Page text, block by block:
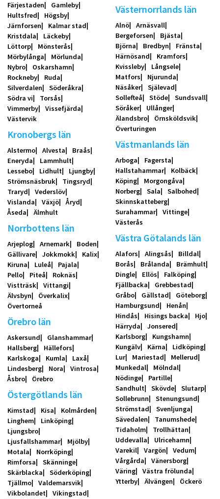
Färjestaden
Gamleby
Hultsfred
Högsby
Järnforsen
Kalmar stad
Kristdala
Läckeby
Löttorp
Mönsterås
Mörbylånga
Mörlunda
Nybro
Oskarshamn
Rockneby
Ruda
Silverdalen
Söderåkra
Södra vi
Torsås
Vimmerby
Vissefjärda
Västervik
Kronobergs län
Alstermo Alvesta
Braås
Eneryda
Lammhult
Lessebo
Lidhult
Ljungby
Strömsnäsbruk
Tingsryd
Traryd
Vederslöv
Vislanda
Växjö
Åryd
Åseda
Älmhult
Norrbottens län
Arjeplog Arnemark
Boden
Gällivare
Jokkmokk
Kalix
Kiruna
Luleå
Pajala
Pello
Piteå
Roknäs
Vistträsk
Vittangi
Älvsbyn
Överkalix
Övertorneå
Örebro län
Askersund
Glanshammar
Hallsberg
Hällefors
Karlskoga
Kumla
Laxå
Lindesberg
Nora
Vintrosa
Åsbro
Örebro
Östergötlands län
Kimstad Kisa
Kolmården
Linghem
Linköping
Ljungsbro
Ljusfallshammar
Mjölby
Motala
Norrköping
Rimforsa
Skänninge
Skärblacka
Söderköping
Tjällmo
Valdemarsvik
Vikbolandet
Vikingstad
Västernorrlands län
Alnö
Arnäsvall
Bergeforsen
Bjästa
Björna
Bredbyn
Fränsta
Härnösand
Kramfors
Kvissleby
Långsele
Matfors
Njurunda
Näsåker
Själevad
Sollefteå
Stöde
Sundsvall
Söråker
Ullånger
Älandsbro
Örnsköldsvik
Överturingen
Västmanlands län
Arboga
Fagersta
Hallstahammar
Kolbäck
Köping
Morgongåva
Norberg
Sala
Salbohed
Skinnskatteberg
Surahammar
Vittinge
Västerås
Västra Götalands län
Alafors Alingsås
Billdal
Borås
Brålanda
Brämhult
Dingle
Ellös
Falköping
Fjällbacka
Grebbestad
Gråbo
Gällstad
Göteborg
Hamburgsund
Henån
Hindås
Hisings backa
Hjo
Härryda
Jonsered
Karlsborg
Kungshamn
Kungälv
Kärna
Lidköping
Lur
Mariestad
Mellerud
Munkedal
Mölndal
Nödinge
Partille
Sandhult
Skövde
Slutarp
Sollebrunn
Stenungsund
Strömstad
Svenljunga
Sävedalen
Tanumshede
Tidaholm
Trollhättan
Uddevalla
Ulricehamn
Varekil
Vargön
Vedum
Vårgårda
Vänersborg
Väring
Västra frölunda
Ytterby
Älvängen Öckerö